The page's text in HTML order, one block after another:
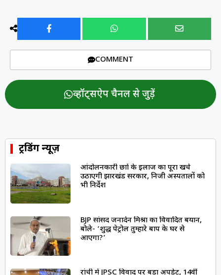
COMMENT
व्हॉट्सऐप चैनल से जुड़ें
ट्रेंडिंग न्यूज़
आंदोलनकारी छात्रों के इलाज का पूरा खर्च
उठाएगी झारखंड सरकार, निजी अस्पतालों को
भी निर्देश
BJP सांसद जनार्दन मिश्रा का विवादित बयान,
बोले- ‘शुद्ध पेट्रोल तुम्हारे बाप के घर से
आएगा?’
रांची में JPSC विवाद पर बड़ा अपडेट, 14वीं